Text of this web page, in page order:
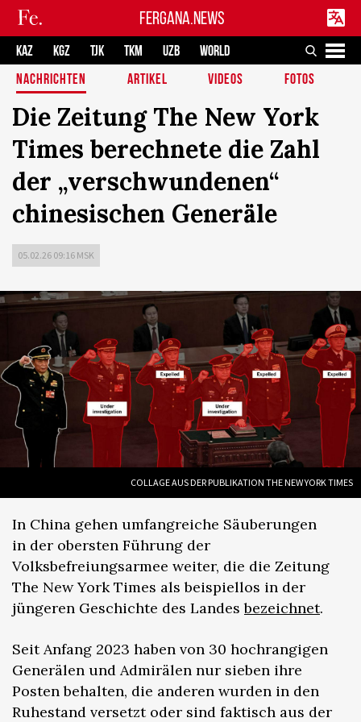
FERGANA.NEWS
KAZ KGZ TJK TKM UZB
WORLD
NACHRICHTEN
ARTIKEL VIDEOS FOTOS
Die Zeitung The New York
Times berechnete die Zahl
der „verschwundenen“
chinesischen Generäle
05.02.26 09:16 MSK
COLLAGE AUS DER PUBLIKATION THE NEW YORK TIMES
In China gehen umfangreiche Säuberungen
in der obersten Führung der
Volksbefreiungsarmee weiter, die die Zeitung
The New York Times als beispiellos in der
jüngeren Geschichte des Landesbezeichnet.
Seit Anfang 2023 haben von 30 hochrangigen
Generälen und Admirälen nur sieben ihre
Posten behalten, die anderen wurden in den
Ruhestand versetzt oder sind faktisch aus der